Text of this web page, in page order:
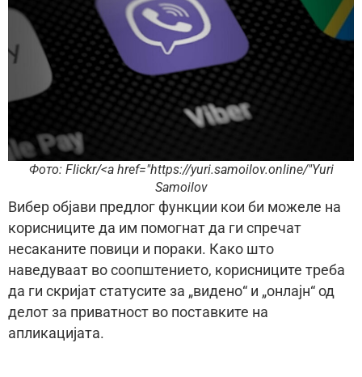
Фото: Flickr/<a href="https://yuri.samoilov.online/"Yuri
Samoilov
Вибер објави предлог функции кои би можеле на
корисниците да им помогнат да ги спречат
несаканите повици и пораки. Како што
наведуваат во соопштението, корисниците треба
да ги скријат статусите за „видено“ и „онлајн“ од
делот за приватност во поставките на
апликацијата.